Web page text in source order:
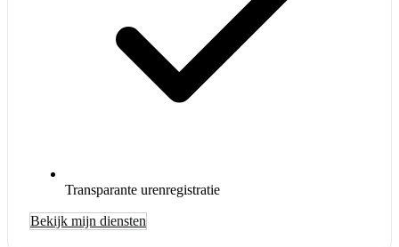
Transparante urenregistratie
Bekijk mijn diensten